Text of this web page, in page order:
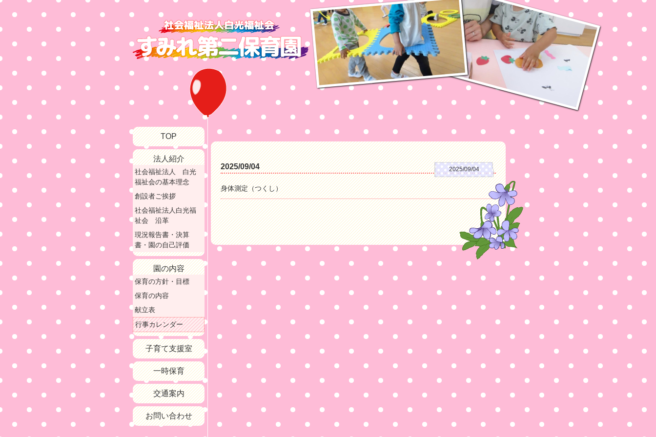
2025/09/04
2025/09/04
身体測定（つくし）
TOP
法人紹介
社会福祉法人 白光
福祉会の基本理念
創設者ご挨拶
社会福祉法人白光福
祉会 沿革
現況報告書・決算
書・園の自己評価
園の内容
保育の方針・目標
保育の内容
献立表
行事カレンダー
子育て支援室
一時保育
交通案内
お問い合わせ